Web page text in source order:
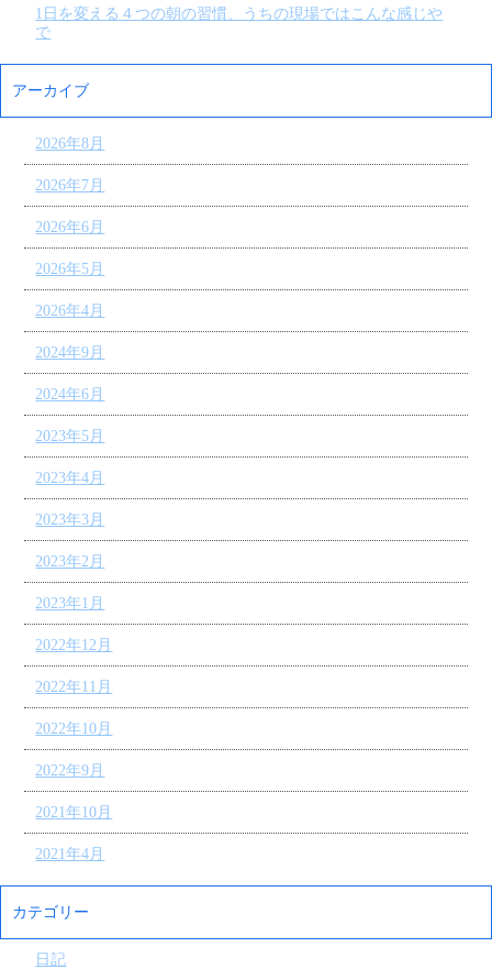
1日を変える４つの朝の習慣、うちの現場ではこんな感じや
で
アーカイブ
2026年8月
2026年7月
2026年6月
2026年5月
2026年4月
2024年9月
2024年6月
2023年5月
2023年4月
2023年3月
2023年2月
2023年1月
2022年12月
2022年11月
2022年10月
2022年9月
2021年10月
2021年4月
カテゴリー
日記